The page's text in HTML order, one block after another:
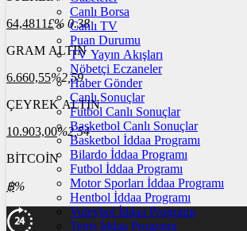
64,4811£% 0.38
GRAM ALTIN
6.660,55%2,59
ÇEYREK ALTIN
10.903,00%2,54
BİTCOİN
฿%
Canlı Borsa
Canlı TV
Puan Durumu
TV Yayın Akışları
Nöbetçi Eczaneler
Haber Gönder
Canlı Sonuçlar
Futbol Canlı Sonuçlar
Basketbol Canlı Sonuçlar
Basketbol İddaa Programı
Bilardo İddaa Programı
Futbol İddaa Programı
Motor Sporları İddaa Programı
Hentbol İddaa Programı
Voleybol İddaa Programı
Tenis İddaa Programı